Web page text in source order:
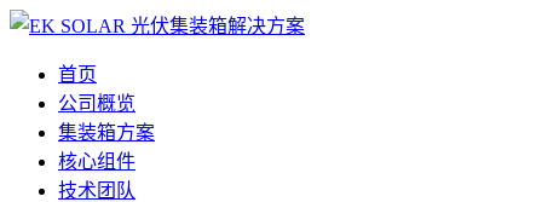
首页
公司概览
集装箱方案
核心组件
技术团队